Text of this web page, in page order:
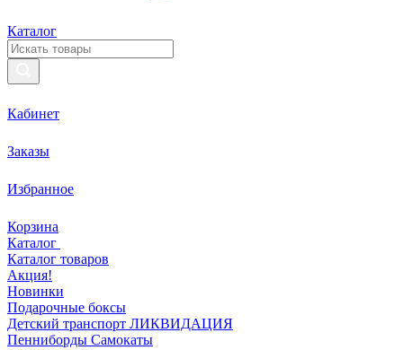
Каталог
Кабинет
Заказы
Избранное
Корзина
Каталог
Каталог товаров
Акция!
Новинки
Подарочные боксы
Детский транспорт ЛИКВИДАЦИЯ
Пенниборды Самокаты